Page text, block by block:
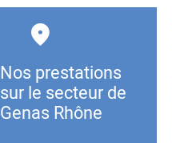
Nos prestations
sur le secteur de
Genas Rhône